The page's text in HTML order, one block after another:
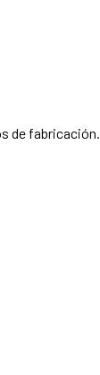
de fabricación.